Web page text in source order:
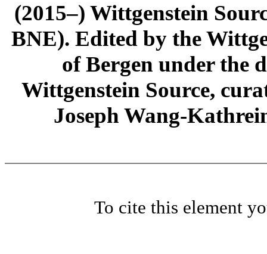
(2015–) Wittgenstein
BNE). Edited by the
of Bergen under the
Wittgenstein Source,
Joseph Wang-
To cite this element